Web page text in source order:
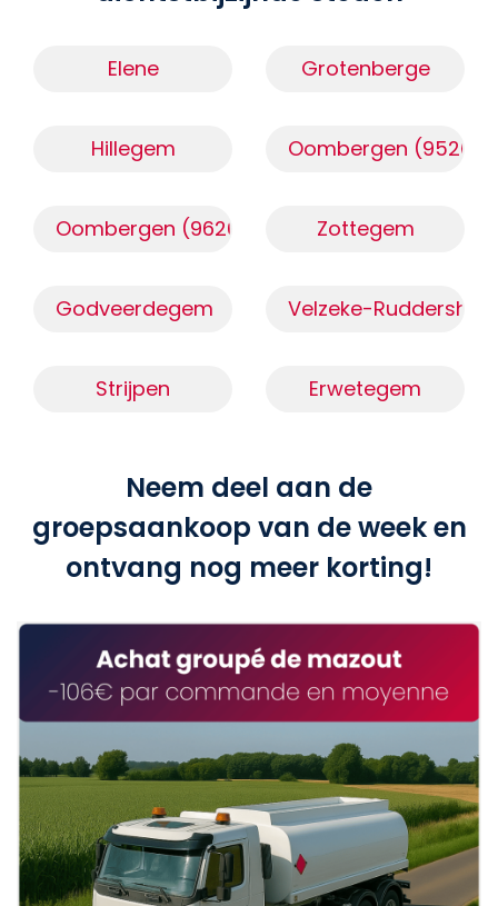
Elene Grotenberge
Hillegem Oombergen (9520)
Oombergen (9620) Zottegem
Godveerdegem Velzeke-
Strijpen Erwetegem
Neem deel aan de
groepsaankoop van de week en
ontvang nog meer korting!